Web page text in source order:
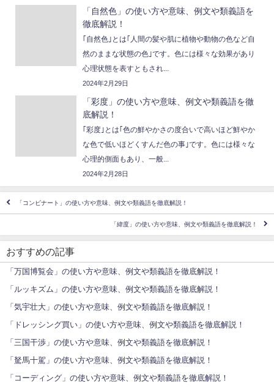
「自然色」の使い方や意味、例文や類義語を
徹底解説！
｢自然色｣とは｢人間の髪や肌に植物や動物の色など自
然のままな状態の色｣です。色には様々な効果があり
心理状態を表すともされ...
2024年2月29日
「彩度」の使い方や意味、例文や類義語を徹
底解説！
｢彩度｣とは｢色の鮮やかさの度合いで高いほど鮮やか
な色で低いほどくすんだ色の事｣です。色には様々な
心理的側面もあり、一般...
2024年2月28日
「コンビナート」の使い方や意味、例文や類義語を徹底解説！
「緯度」の使い方や意味、例文や類義語を徹底解説！
おすすめの記事
「万国博覧会」の使い方や意味、例文や類義語を徹底解説！
「ルッキズム」の使い方や意味、例文や類義語を徹底解説！
「気宇壮大」の使い方や意味、例文や類義語を徹底解説！
「ドレッシング買い」の使い方や意味、例文や類義語を徹底解説！
「三国干渉」の使い方や意味、例文や類義語を徹底解説！
「駑馬十駕」の使い方や意味、例文や類義語を徹底解説！
「コーディング」の使い方や意味、例文や類義語を徹底解説！